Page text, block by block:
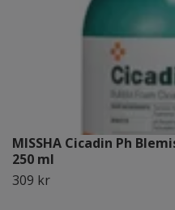
MISSHA Cicadin Ph
250 ml
309 kr